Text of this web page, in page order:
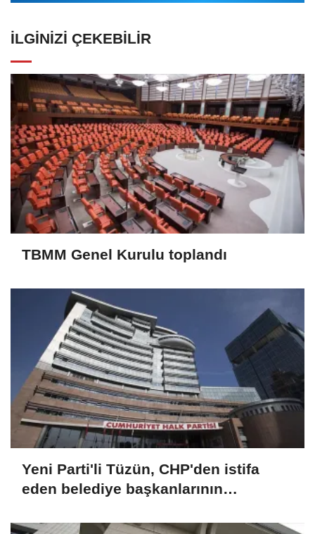
İLGINIZI ÇEKEBILIR
TBMM Genel Kurulu toplandı
Yeni Parti'li Tüzün, CHP'den istifa
eden belediye başkanlarının
söyledi